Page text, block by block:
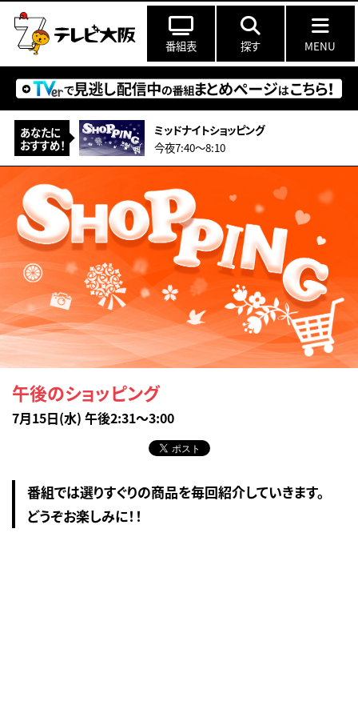
番組表 探す MENU
あなたに
おすすめ！
ミッドナイトショッピング
今夜7:40〜8:10
午後のショッピング
7月15日(水) 午後2:31～3:00
番組では選りすぐりの商品を毎回紹介していきます。
どうぞお楽しみに！！